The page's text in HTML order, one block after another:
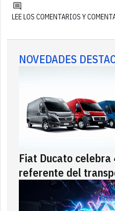
LEE LOS COMENTARIOS Y
NOVEDADES
Fiat Ducato celebra
referente del